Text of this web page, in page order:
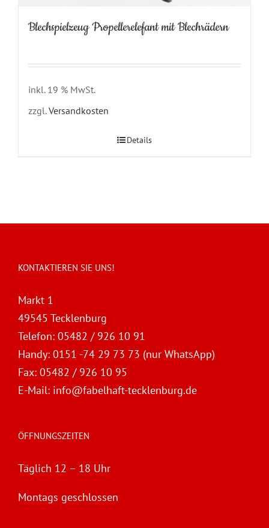
Blechspielzeug Propellerelefant mit Blechrädern
inkl. 19 % MwSt.
zzgl.Versandkosten
Details
KONTAKTIEREN SIE UNS!
Markt 1
49545 Tecklenburg
Telefon: 05482 / 926 10 91
Handy: 0151 -74 29 73 73 (nur WhatsApp)
Fax: 05482 / 926 10 95
E-Mail: info@fabelhaft-tecklenburg.de
ÖFFNUNGSZEITEN
Täglich 12 – 18 Uhr
Montags geschlossen